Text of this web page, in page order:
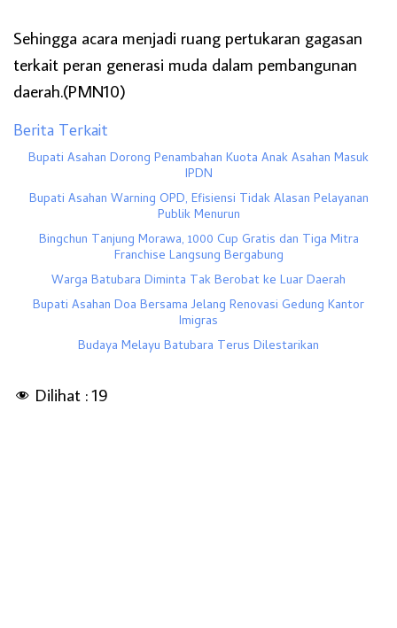
Sehingga acara menjadi ruang pertukaran gagasan
terkait peran generasi muda dalam pembangunan
daerah.(PMN10)
Berita Terkait
Bupati Asahan Dorong Penambahan Kuota Anak Asahan Masuk
IPDN
Bupati Asahan Warning OPD, Efisiensi Tidak Alasan Pelayanan
Publik Menurun
Bingchun Tanjung Morawa, 1000 Cup Gratis dan Tiga Mitra
Franchise Langsung Bergabung
Warga Batubara Diminta Tak Berobat ke Luar Daerah
Bupati Asahan Doa Bersama Jelang Renovasi Gedung Kantor
Imigras
Budaya Melayu Batubara Terus Dilestarikan
Dilihat : 19